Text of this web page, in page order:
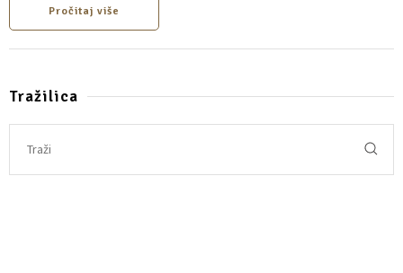
Pročitaj više
Tražilica